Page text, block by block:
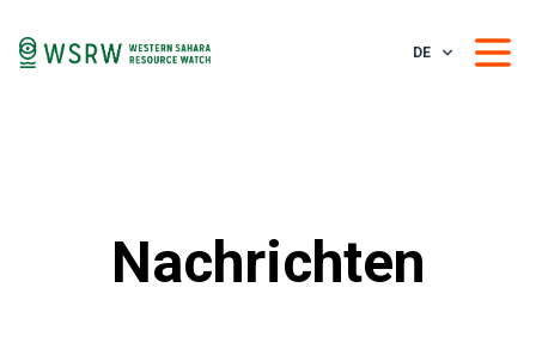
DE
Nachrichten